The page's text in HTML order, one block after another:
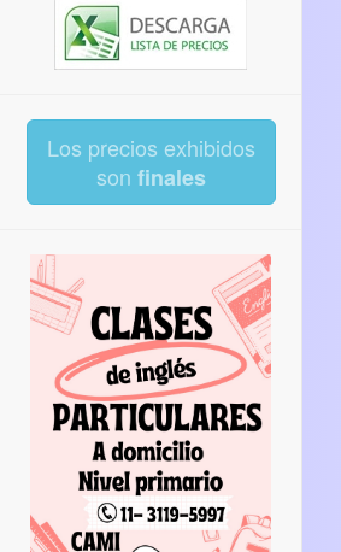
Los precios exhibidos
son finales